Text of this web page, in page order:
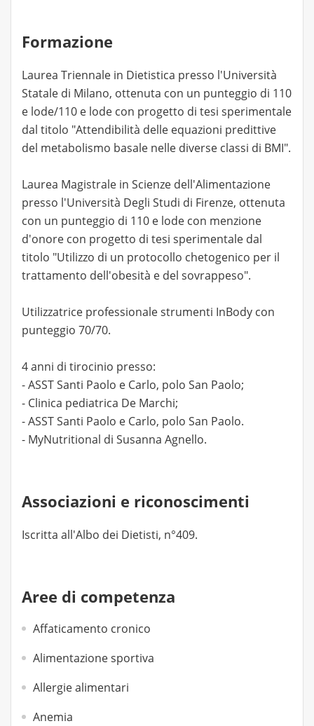
Formazione
Laurea Triennale in Dietistica presso l'Università
Statale di Milano, ottenuta con un punteggio di 110
e lode/110 e lode con progetto di tesi sperimentale
dal titolo "Attendibilità delle equazioni predittive
del metabolismo basale nelle diverse classi di BMI".
Laurea Magistrale in Scienze dell'Alimentazione
presso l'Università Degli Studi di Firenze, ottenuta
con un punteggio di 110 e lode con menzione
d'onore con progetto di tesi sperimentale dal
titolo "Utilizzo di un protocollo chetogenico per il
trattamento dell'obesità e del sovrappeso".
Utilizzatrice professionale strumenti InBody con
punteggio 70/70.
4 anni di tirocinio presso:
- ASST Santi Paolo e Carlo, polo San Paolo;
- Clinica pediatrica De Marchi;
- ASST Santi Paolo e Carlo, polo San Paolo.
- MyNutritional di Susanna Agnello.
Associazioni e riconoscimenti
Iscritta all'Albo dei Dietisti, n°409.
Aree di competenza
Affaticamento cronico
Alimentazione sportiva
Allergie alimentari
Anemia